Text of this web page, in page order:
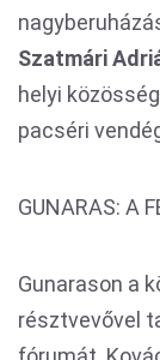
Szatmári
helyi
pacséri
GUNARAS: A
Gunarason a
résztvevővel